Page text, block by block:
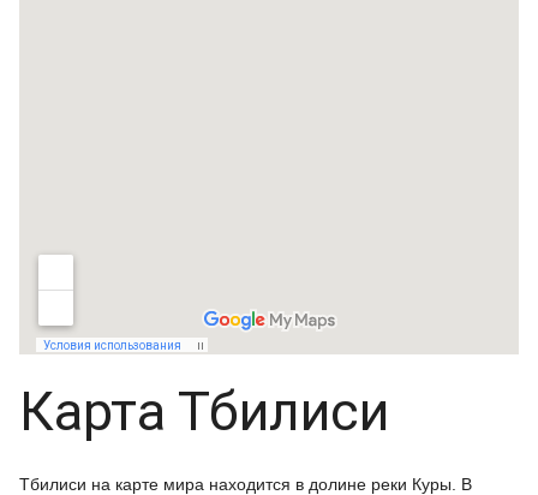
Карта Тбилиси
Тбилиси на карте мира находится в долине реки Куры. В